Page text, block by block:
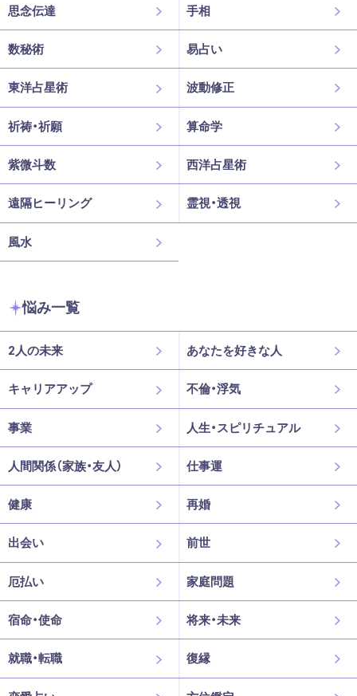
思念伝達 手相
数秘術 易占い
東洋占星術 波動修正
祈祷・祈願 算命学
紫微斗数 西洋占星術
遠隔ヒーリング 霊視・透視
風水
悩み一覧
2人の未来 あなたを好きな人
キャリアアップ 不倫・浮気
事業 人生・スピリチュアル
人間関係（家族・友人） 仕事運
健康 再婚
出会い 前世
厄払い 家庭問題
宿命・使命 将来・未来
就職・転職 復縁